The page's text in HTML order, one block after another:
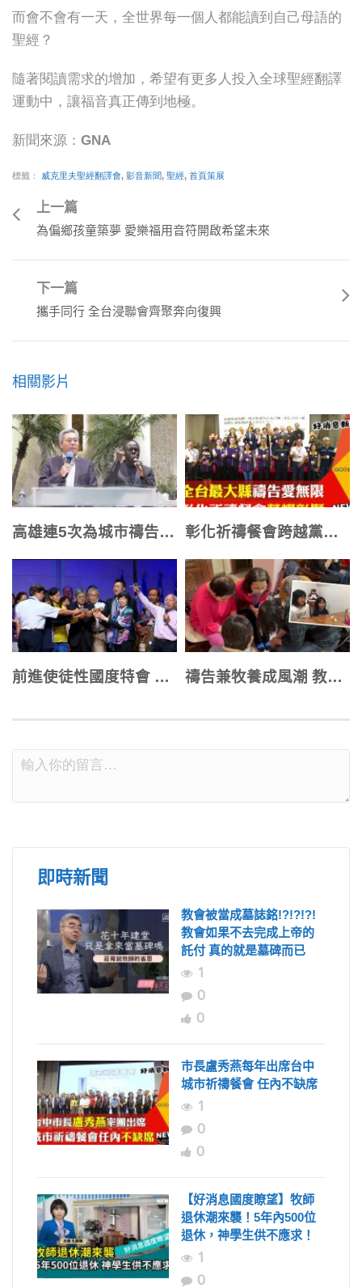
而會不會有一天，全世界每一個人都能讀到自己母語的
聖經？
隨著閱讀需求的增加，希望有更多人投入全球聖經翻譯
運動中，讓福音真正傳到地極。
新聞來源：GNA
標籤： 威克里夫聖經翻譯會, 影音新聞, 聖經, 首頁策展
上一篇
為偏鄉孩童築夢 愛樂福用音符開啟希望未來
下一篇
攜手同行 全台浸聯會齊聚奔向復興
相關影片
高雄連5次為城市禱告聚集 合一尋主旨意 彰化祈禱餐會跨越黨派 縣長民代齊領受祝福
前進使徒性國度特會 城市職場使徒中心就位 禱告兼牧養成風潮 教會與小組注入新動能
即時新聞
教會被當成墓誌銘!?!?!?!
教會如果不去完成上帝的
託付 真的就是墓碑而已
1
0
0
市長盧秀燕每年出席台中
城市祈禱餐會 任內不缺席
1
0
0
【好消息國度瞭望】牧師
退休潮來襲！5年內500位
退休，神學生供不應求！
1
0